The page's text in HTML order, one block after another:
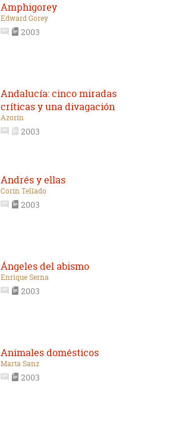
Amphigorey
Edward Gorey
2003
Andalucía: cinco miradas
críticas y una divagación
Azorín
2003
Andrés y ellas
Corín Tellado
2003
Ángeles del abismo
Enrique Serna
2003
Animales domésticos
Marta Sanz
2003